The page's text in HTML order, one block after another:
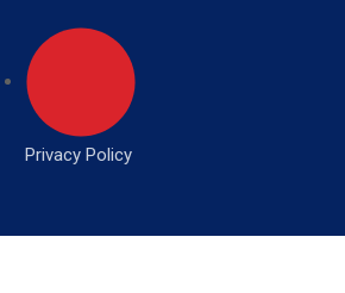
Privacy Policy